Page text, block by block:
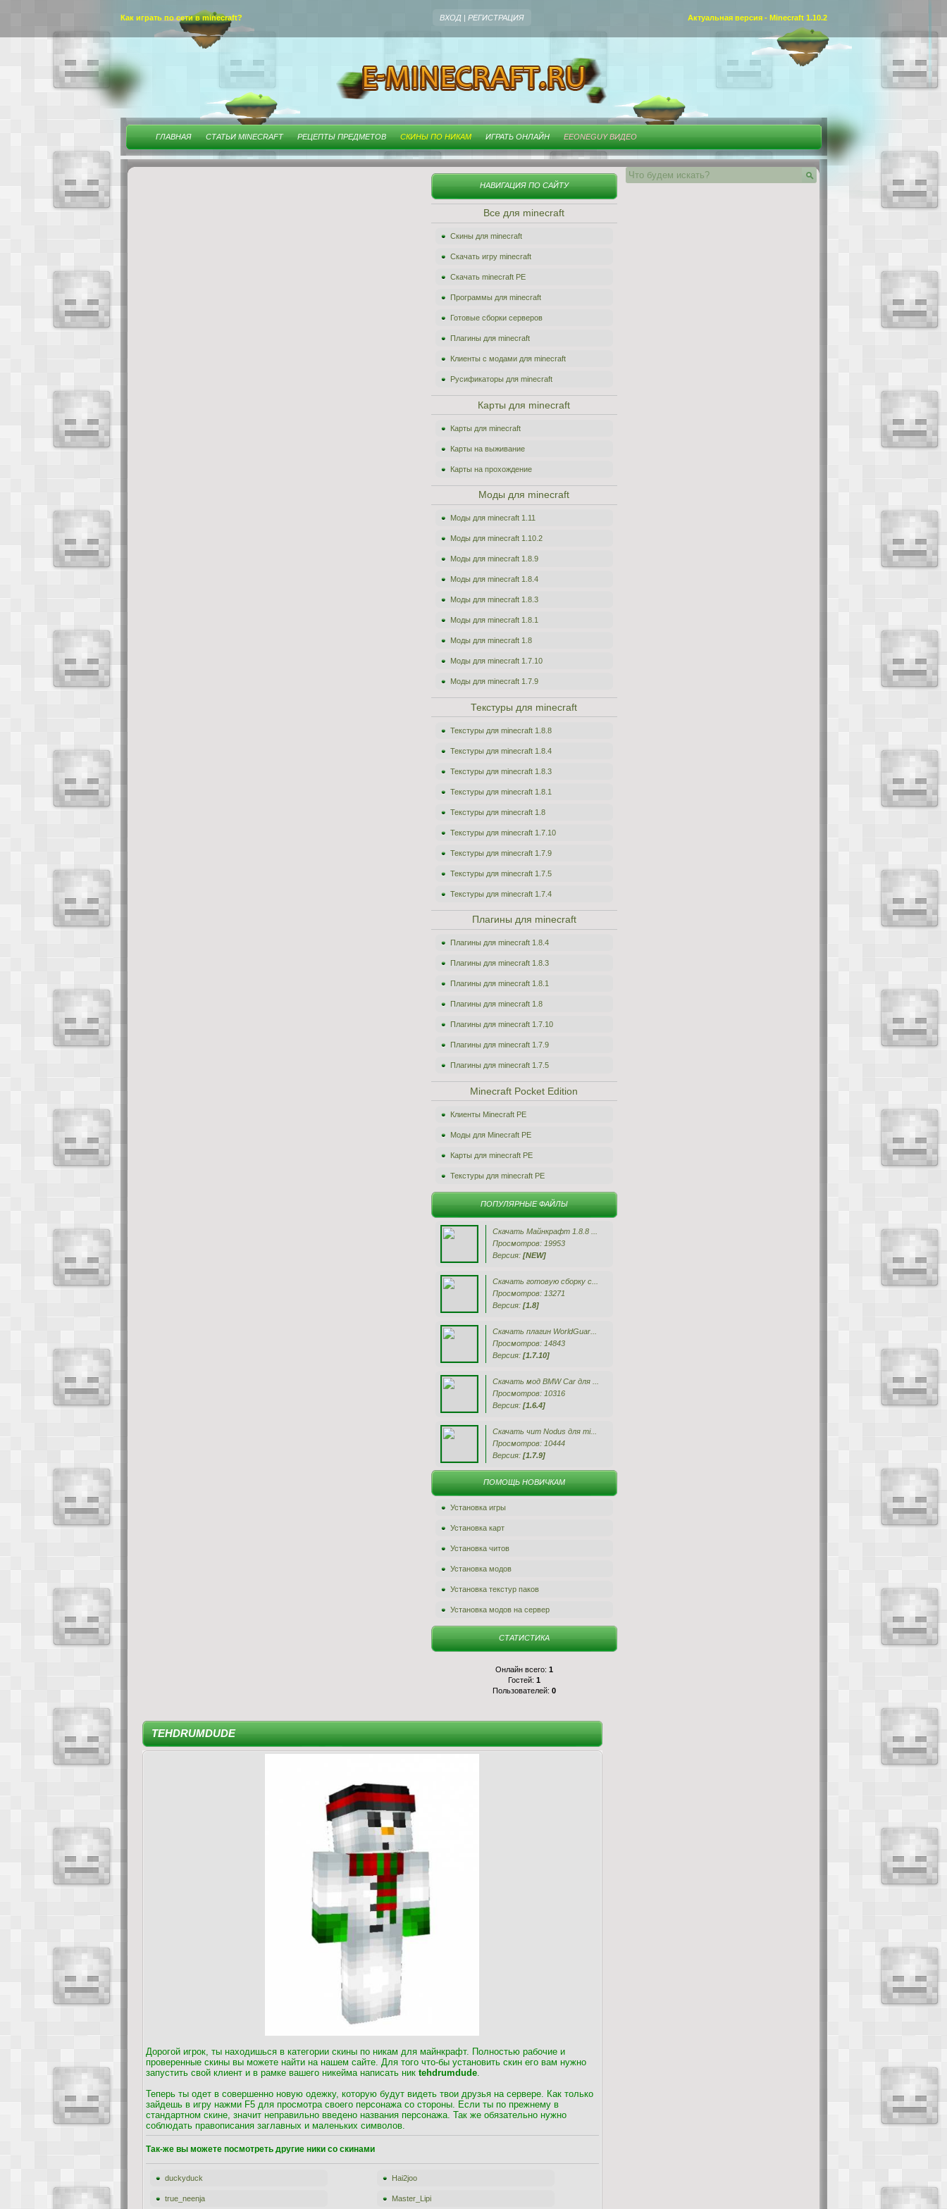
Как играть по сети в minecraft? ВХОД| РЕГИСТРАЦИЯ Актуальная версия - Minecraft 1.10.2
ГЛАВНАЯ СТАТЬИ MINECRAFT РЕЦЕПТЫ ПРЕДМЕТОВ СКИНЫ ПО НИКАМ ИГРАТЬ ОНЛАЙН EEONEGUY ВИДЕО
НАВИГАЦИЯ ПО САЙТУ
Все для minecraft
Скины для minecraft
Скачать игру minecraft
Скачать minecraft PE
Программы для minecraft
Готовые сборки серверов
Плагины для minecraft
Клиенты с модами для minecraft
Русификаторы для minecraft
Карты для minecraft
Карты для minecraft
Карты на выживание
Карты на прохождение
Моды для minecraft
Моды для minecraft 1.11
Моды для minecraft 1.10.2
Моды для minecraft 1.8.9
Моды для minecraft 1.8.4
Моды для minecraft 1.8.3
Моды для minecraft 1.8.1
Моды для minecraft 1.8
Моды для minecraft 1.7.10
Моды для minecraft 1.7.9
Текстуры для minecraft
Текстуры для minecraft 1.8.8
Текстуры для minecraft 1.8.4
Текстуры для minecraft 1.8.3
Текстуры для minecraft 1.8.1
Текстуры для minecraft 1.8
Текстуры для minecraft 1.7.10
Текстуры для minecraft 1.7.9
Текстуры для minecraft 1.7.5
Текстуры для minecraft 1.7.4
Плагины для minecraft
Плагины для minecraft 1.8.4
Плагины для minecraft 1.8.3
Плагины для minecraft 1.8.1
Плагины для minecraft 1.8
Плагины для minecraft 1.7.10
Плагины для minecraft 1.7.9
Плагины для minecraft 1.7.5
Minecraft Pocket Edition
Клиенты Minecraft PE
Моды для Minecraft PE
Карты для minecraft PE
Текстуры для minecraft PE
ПОПУЛЯРНЫЕ ФАЙЛЫ
Скачать Майнкрафт 1.8.8 ...
Просмотров: 19953
Версия: [NEW]
Скачать готовую сборку с...
Просмотров: 13271
Версия: [1.8]
Скачать плагин WorldGuar...
Просмотров: 14843
Версия: [1.7.10]
Скачать мод BMW Car для ...
Просмотров: 10316
Версия: [1.6.4]
Скачать чит Nodus для mi...
Просмотров: 10444
Версия: [1.7.9]
ПОМОЩЬ НОВИЧКАМ
Установка игры
Установка карт
Установка читов
Установка модов
Установка текстур паков
Установка модов на сервер
СТАТИСТИКА
Онлайн всего: 1
Гостей: 1
Пользователей: 0
TEHDRUMDUDE
Дорогой игрок, ты находишься в категории скины по никам для майнкрафт. Полностью рабочие и
проверенные скины вы можете найти на нашем сайте. Для того что-бы установить скин его вам нужно
запустить свой клиент и в рамке вашего никейма написать ник tehdrumdude.
Теперь ты одет в совершенно новую одежку, которую будут видеть твои друзья на сервере. Как только
зайдешь в игру нажми F5 для просмотра своего персонажа со стороны. Если ты по прежнему в
стандартном скине, значит неправильно введено названия персонажа. Так же обязательно нужно
соблюдать правописания заглавных и маленьких символов.
Так-же вы можете посмотреть другие ники со скинами
duckyduck Hai2joo
true_neenja Master_Lipi